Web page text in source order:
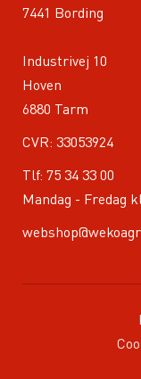
7441 Bording
Industrivej 10
Hoven
6880 Tarm
CVR: 33053924
Tlf: 75 34 33 00
Mandag - Fredag